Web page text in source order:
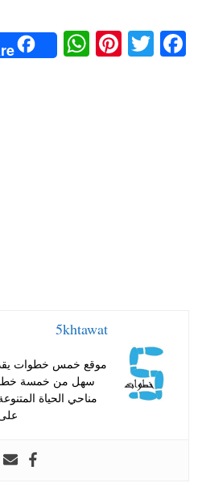
Fa
T
Pi
W
ha
5khtawat
موقع خمس خطوات
سهل من خمسة
مناحي الحياة